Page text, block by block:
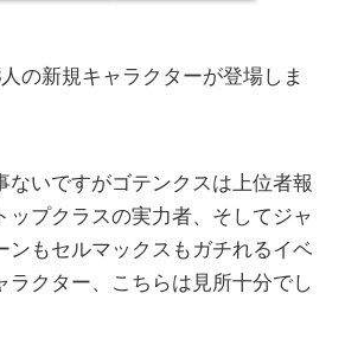
の新規キャラクターが登場しま
ないですがゴテンクスは上位者報
ップクラスの実力者、そしてジャ
ンもセルマックスもガチれるイベ
ラクター、こちらは見所十分でし